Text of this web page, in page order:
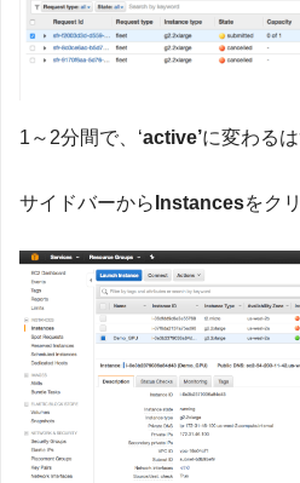
1～2分間で、‘active’に変わるは
サイドバーから Instancesをク